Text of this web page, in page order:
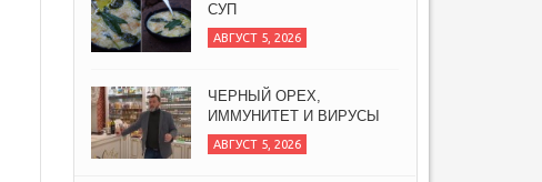
СУП
АВГУСТ 5, 2026
ЧЕРНЫЙ ОРЕХ,
ИММУНИТЕТ И ВИРУСЫ
АВГУСТ 5, 2026